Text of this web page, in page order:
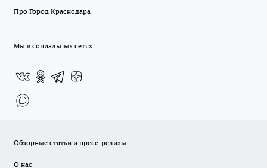
Про Город Краснодара
Мы в социальных сетях
Обзорные статьи и пресс-релизы
О нас